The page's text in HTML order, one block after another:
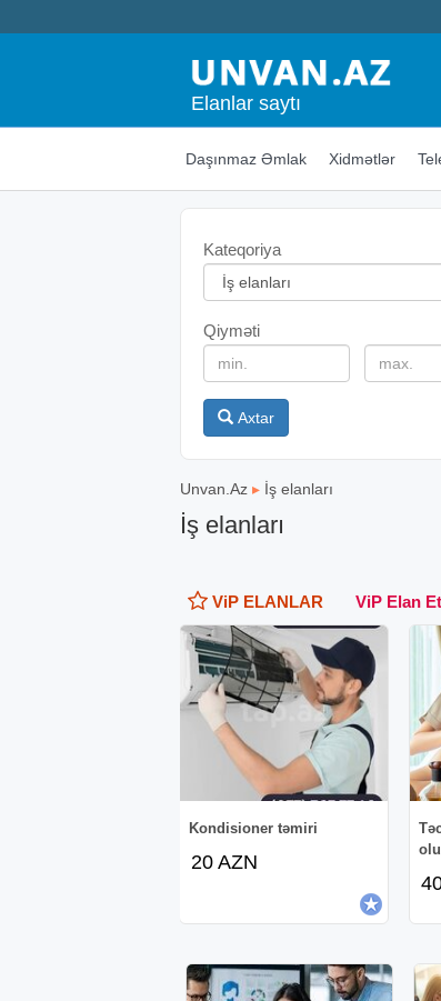
Elanlar saytı
Daşınmaz Əmlak Xidmətlər
Kateqoriya
Qiyməti
Axtar
Unvan.Az ▸ İş elanları
İş elanları
ViP ELANLAR ViP Elan Et
Kondisioner təmiri
20 AZN